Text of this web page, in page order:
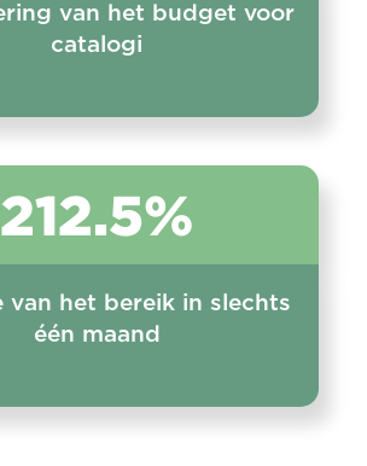
van het budget voor
catalogi
212.5%
van het bereik in slechts
één maand